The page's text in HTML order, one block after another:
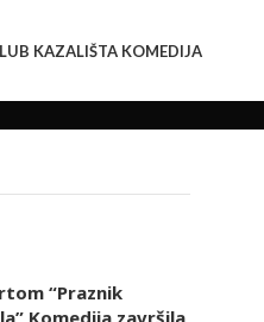
KAZALIŠTA KOMEDIJA
“Praznik
Komedija završila